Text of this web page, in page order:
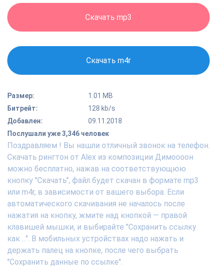
Скачать mp3
Скачать m4r
Размер:
1.01 MB
Битрейт:
128 kb/s
Добавлен:
09.11.2018
Послушали уже 3,346 человек
Поздравляем ! Вы нашли отличный звонок на телефон.
Скачать рингтон от Alex из композиции Димоооон
можно бесплатно, нажав на соответствующюю
кнопку "Скачать", файл будет скачан в формате mp3
или m4r, в зависимости от вашего выбора. Если
автоматического скачивания не началось после
нажатия на кнопку, жмите над кнопкой — правой
клавишей мышки, и выбирайте "Сохранить ссылку
как ...". В мобильных устройствах надо нажать и
держать палец на кнопке, после чего выбрать
"Сохранить данные по ссылке".